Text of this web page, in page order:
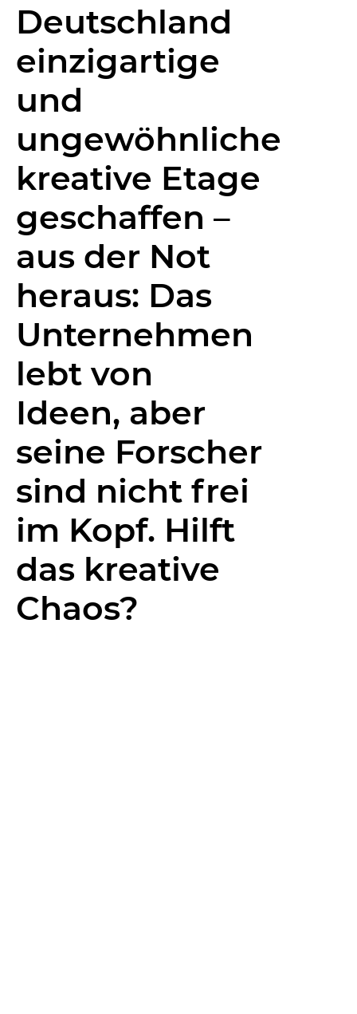
Deutschland
einzigartige
und
ungewöhnliche
kreative Etage
geschaffen –
aus der Not
heraus: Das
Unternehmen
lebt von
Ideen, aber
seine Forscher
sind nicht frei
im Kopf. Hilft
das kreative
Chaos?